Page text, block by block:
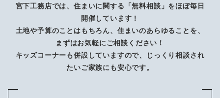
宮下工務店では、住まいに関する「無料相談」をほぼ毎日
開催しています！
土地や予算のことはもちろん、住まいのあらゆることを、
まずはお気軽にご相談ください！
キッズコーナーも併設していますので、じっくり相談され
たいご家族にも安心です。